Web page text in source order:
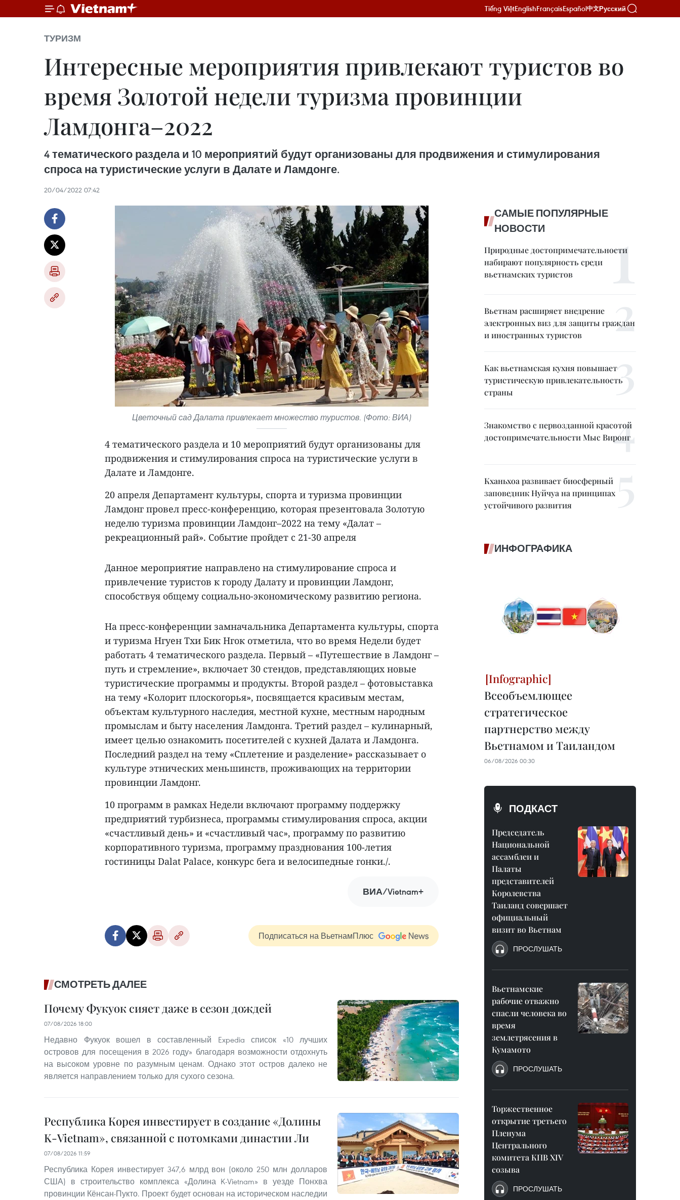
Tiếng ViệtEnglishFrançaisEspañol中文Русский
ТУРИЗМ
Интересные мероприятия привлекают туристов во
время Золотой недели туризма провинции
Ламдонга–2022
4 тематического раздела и 10 мероприятий будут организованы для продвижения и стимулирования
спроса на туристические услуги в Далате и Ламдонге.
20/04/2022 07:42
Цветочный сад Далата привлекает множество туристов. (Фото: ВИА)
4 тематического раздела и 10 мероприятий будут организованы для
продвижения и стимулирования спроса на туристические услуги в
Далате и Ламдонге.
20 апреля Департамент культуры, спорта и туризма провинции
Ламдонг провел пресс-конференцию, которая презентовала Золотую
неделю туризма провинции Ламдонг–2022 на тему «Далат –
рекреационный рай». Событие пройдет с 21-30 апреля
Данное мероприятие направлено на стимулирование спроса и
привлечение туристов к городу Далату и провинции Ламдонг,
способствуя общему социально-экономическому развитию региона.
На пресс-конференции замначальника Департамента культуры, спорта
и туризма Нгуен Тхи Бик Нгок отметила, что во время Недели будет
работать 4 тематического раздела. Первый – «Путешествие в Ламдонг –
путь и стремление», включает 30 стендов, представляющих новые
туристические программы и продукты. Второй раздел – фотовыставка
на тему «Колорит плоскогорья», посвящается красивым местам,
объектам культурного наследия, местной кухне, местным народным
промыслам и быту населения Ламдонга. Третий раздел – кулинарный,
имеет целью ознакомить посетителей с кухней Далата и Ламдонга.
Последний раздел на тему «Сплетение и разделение» рассказывает о
культуре этнических меньшинств, проживающих на территории
провинции Ламдонг.
10 программ в рамках Недели включают программу поддержку
предприятий турбизнеса, программы стимулирования спроса, акции
«счастливый день» и «счастливый час», программу по развитию
корпоративного туризма, программу празднования 100-летия
гостиницы Dalat Palace, конкурс бега и велосипедные гонки./.
ВИА/Vietnam+
Подписаться на ВьетнамПлюс
СМОТРЕТЬ ДАЛЕЕ
Почему Фукуок сияет даже в сезон дождей
07/08/2026 18:00
Недавно Фукуок вошел в составленный Expedia список «10 лучших
островов для посещения в 2026 году» благодаря возможности отдохнуть
на высоком уровне по разумным ценам. Однако этот остров далеко не
является направлением только для сухого сезона.
Республика Корея инвестирует в создание «Долины
K-Vietnam», связанной с потомками династии Ли
07/08/2026 11:59
Республика Корея инвестирует 347,6 млрд вон (около 250 млн долларов
США) в строительство комплекса «Долина K-Vietnam» в уезде Понхва
провинции Кёнсан-Пукто. Проект будет основан на историческом наследии
САМЫЕ ПОПУЛЯРНЫЕ
НОВОСТИ
Природные достопримечательности
набирают популярность среди
вьетнамских туристов
Вьетнам расширяет внедрение
электронных виз для защиты граждан
и иностранных туристов
Как вьетнамская кухня повышает
туристическую привлекательность
страны
Знакомство с первозданной красотой
достопримечательности Мыс Виронг
Кханьхоа развивает биосферный
заповедник Нуйчуа на принципах
устойчивого развития
ИНФОГРАФИКА
Всеобъемлющее
стратегическое
партнерство между
Вьетнамом и Таиландом
06/08/2026 00:30
ПОДКАСТ
Председатель
Национальной
ассамблеи и
Палаты
представителей
Королевства
Таиланд совершает
официальный
визит во Вьетнам
ПРОСЛУШАТЬ
Вьетнамские
рабочие отважно
спасли человека во
время
землетрясения в
Кумамото
ПРОСЛУШАТЬ
Торжественное
открытие третьего
Пленума
Центрального
комитета КПВ XIV
созыва
ПРОСЛУШАТЬ